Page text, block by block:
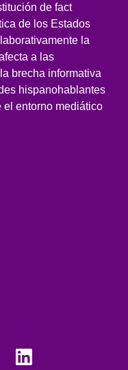
de fact
de los Estados
la
a las
brecha informativa
hispanohablantes
el entorno mediático